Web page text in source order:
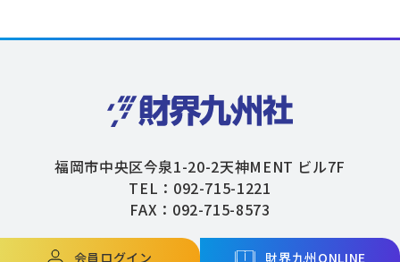
会員ログイン 財界九州ONLINE
福岡市中央区今泉1-20-2天神MENT ビル7F
TEL：092-715-1221
FAX：092-715-8573